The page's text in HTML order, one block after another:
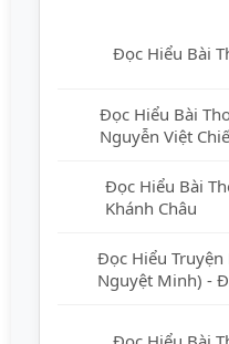
Đọc Hiểu Bài
Đọc Hiểu Bài
Nguyễn Việt
Đọc Hiểu Bài
Khánh Châu
Đọc Hiểu Truyện
Nguyệt Minh) -